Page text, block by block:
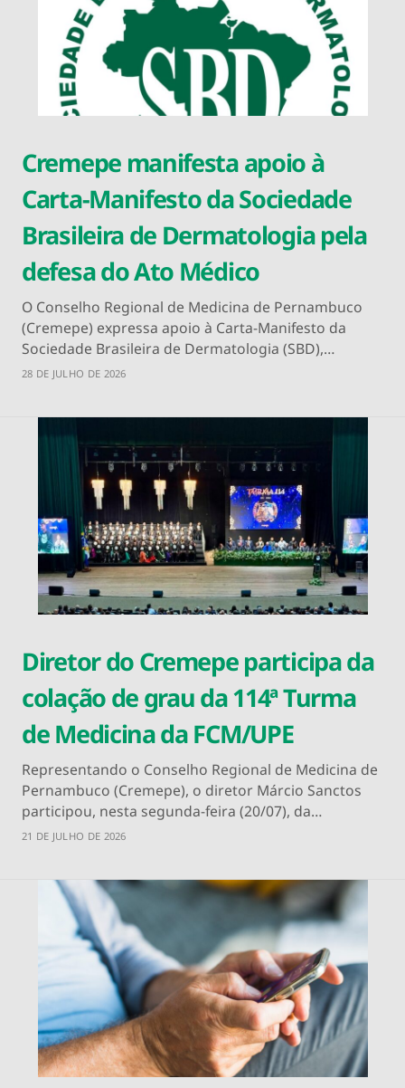
Cremepe manifesta apoio à
Carta-Manifesto da Sociedade
Brasileira de Dermatologia pela
defesa do Ato Médico
O Conselho Regional de Medicina de Pernambuco
(Cremepe) expressa apoio à Carta-Manifesto da
Sociedade Brasileira de Dermatologia (SBD),…
28 DE JULHO DE 2026
Diretor do Cremepe participa da
colação de grau da 114ª Turma
de Medicina da FCM/UPE
Representando o Conselho Regional de Medicina de
Pernambuco (Cremepe), o diretor Márcio Sanctos
participou, nesta segunda-feira (20/07), da…
21 DE JULHO DE 2026